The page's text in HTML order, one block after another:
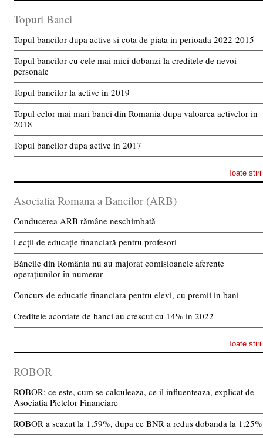
Topuri Banci
Topul bancilor dupa active si cota de piata in perioada 2022-2015
Topul bancilor cu cele mai mici dobanzi la creditele de nevoi
personale
Topul bancilor la active in 2019
Topul celor mai mari banci din Romania dupa valoarea activelor in
2018
Topul bancilor dupa active in 2017
Toate
Asociatia Romana a Bancilor (ARB)
Conducerea ARB rămâne neschimbată
Lecții de educație financiară pentru profesori
Băncile din România nu au majorat comisioanele aferente
operațiunilor în numerar
Concurs de educatie financiara pentru elevi, cu premii in bani
Creditele acordate de banci au crescut cu 14% in 2022
Toate
ROBOR
ROBOR: ce este, cum se calculeaza, ce il influenteaza, explicat de
Asociatia Pietelor Financiare
ROBOR a scazut la 1,59%, dupa ce BNR a redus dobanda la 1,25%